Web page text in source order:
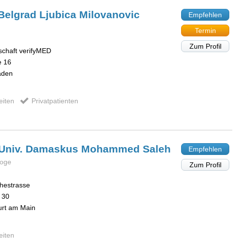
Ljubica Milovanovic
verifyMED
16
Privatpatienten
Empfehlen
Termin
Zum Profil
Damaskus Mohammed Saleh
30
am Main
Empfehlen
Zum Profil